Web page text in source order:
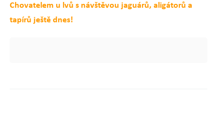
Chovatelem u lvů s návštěvou jaguárů, aligátorů a
tapírů ještě dnes!